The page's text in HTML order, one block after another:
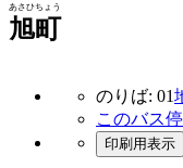
旭町
あさひちょう
のりば: 01
このバス
印刷用表示